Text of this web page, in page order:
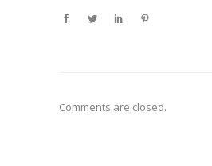
Comments are closed.